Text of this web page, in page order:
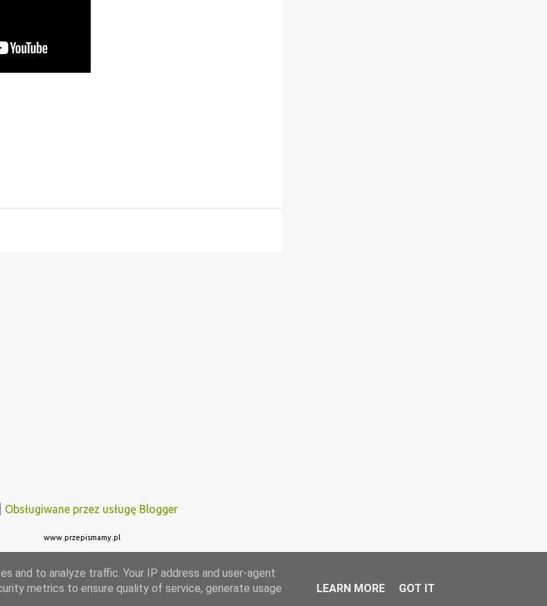
Obsługiwane przez usługę Blogger
www.przepismamy.pl
and to analyze traffic. Your IP address and user-agent
metrics to ensure quality of service, generate usage
LEARN MORE GOT IT